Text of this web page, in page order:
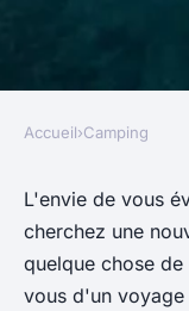
CAMPING
camping
l'apnée
Accueil›Camping
L'envie de vous
cherchez une
quelque chose
vous d'un